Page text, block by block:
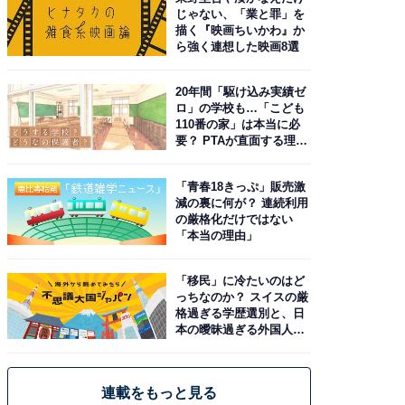
じゃない、「業と罪」を
描く『映画ちいかわ』か
ら強く連想した映画8選
20年間「駆け込み実績ゼ
ロ」の学校も…「こども
110番の家」は本当に必
要？ PTAが直面する理想
「青春18きっぷ」販売激
減の裏に何が？ 連続利用
の厳格化だけではない
「本当の理由」
「移民」に冷たいのはど
っちなのか？ スイスの厳
格過ぎる学歴選別と、日
本の曖昧過ぎる外国人政
連載をもっと見る